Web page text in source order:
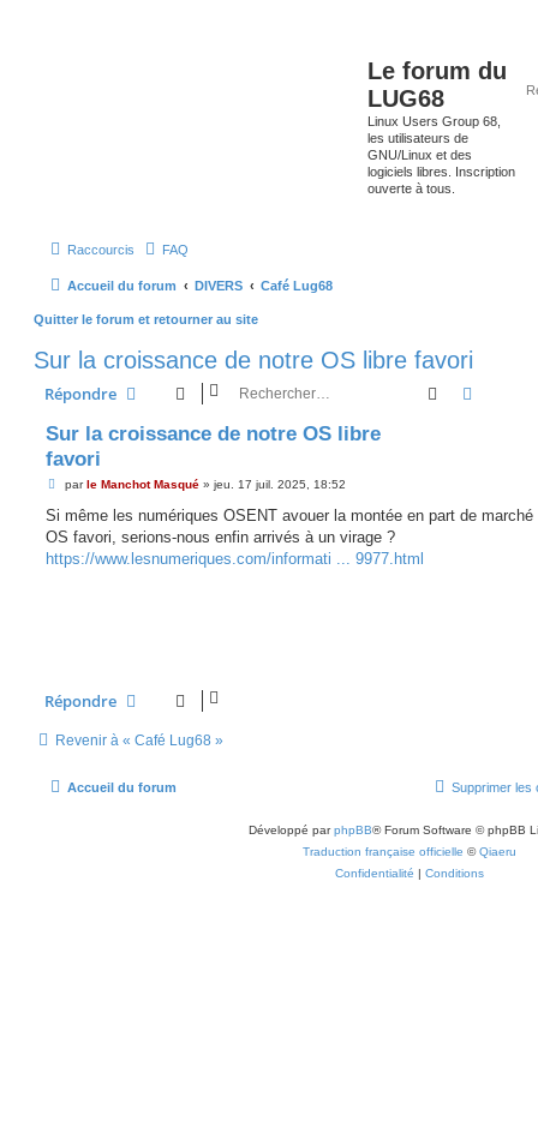
Le forum du
LUG68
Linux Users Group 68,
les utilisateurs de
GNU/Linux et des
logiciels libres. Inscription
ouverte à tous.
Raccourcis FAQ
Accueil du forum DIVERS Café Lug68
Quitter le forum et retourner au site
Sur la croissance de notre OS libre favori
Répondre Rechercher
Sur la croissance de notre OS libre
favori
M
s
a
g
e
parle Manchot Masqué» jeu. 17 juil. 2025, 18:52
Si même les numériques OSENT avouer la montée en part de marché
OS favori, serions-nous enfin arrivés à un virage ?
https://www.lesnumeriques.com/informati ... 9977.html
Répondre
Revenir à « Café Lug68 »
Accueil du forum Supprimer les
Développé parphpBB® Forum Software © phpBB
Traduction française officielle ©Qiaeru
Confidentialité | Conditions